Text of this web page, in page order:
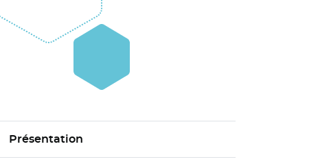
Présentation